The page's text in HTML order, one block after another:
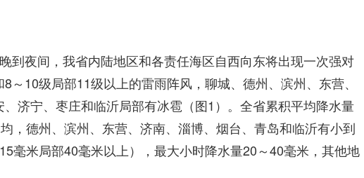
到夜间，我省内陆地区和各责任海区自西向东将出现一次强对
～10级局部11级以上的雷雨阵风，聊城、德州、滨州、东营、
济宁、枣庄和临沂局部有冰雹（图1）。全省累积平均降水量
，德州、滨州、东营、济南、淄博、烟台、青岛和临沂有小到
毫米局部40毫米以上），最大小时降水量20～40毫米，其他地